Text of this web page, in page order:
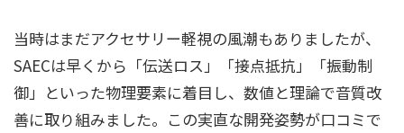
当時はまだアクセサリー軽視の風潮もありましたが、
SAECは早くから「伝送ロス」「接点抵抗」「振動制
御」といった物理要素に着目し、数値と理論で音質改
善に取り組みました。この実直な開発姿勢が口コミで